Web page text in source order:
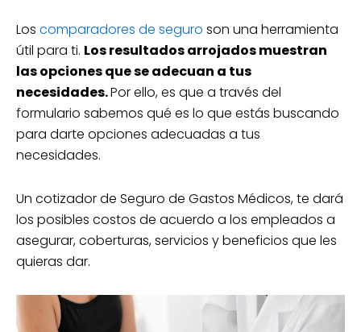
Los comparadores de seguro son una herramienta
útil para ti. Los resultados arrojados muestran
las opciones que se adecuan a tus
necesidades.Por ello, es que a través del
formulario sabemos qué es lo que estás buscando
para darte opciones adecuadas a tus
necesidades.
Un cotizador de Seguro de Gastos Médicos, te dará
los posibles costos de acuerdo a los empleados a
asegurar, coberturas, servicios y beneficios que les
quieras dar.